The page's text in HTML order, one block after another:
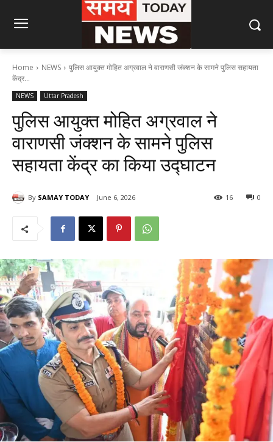
Home NEWS
पुलिस आयुक्त मोहित अग्रवाल ने वाराणसी जंक्शन के सामने पुलिस सहायता
केंद्र...
NEWS Uttar Pradesh
पुलिस आयुक्त मोहित अग्रवाल ने
वाराणसी जंक्शन के सामने पुलिस
सहायता केंद्र का किया उद्घाटन
By SAMAY TODAY June 6, 2026 0
16